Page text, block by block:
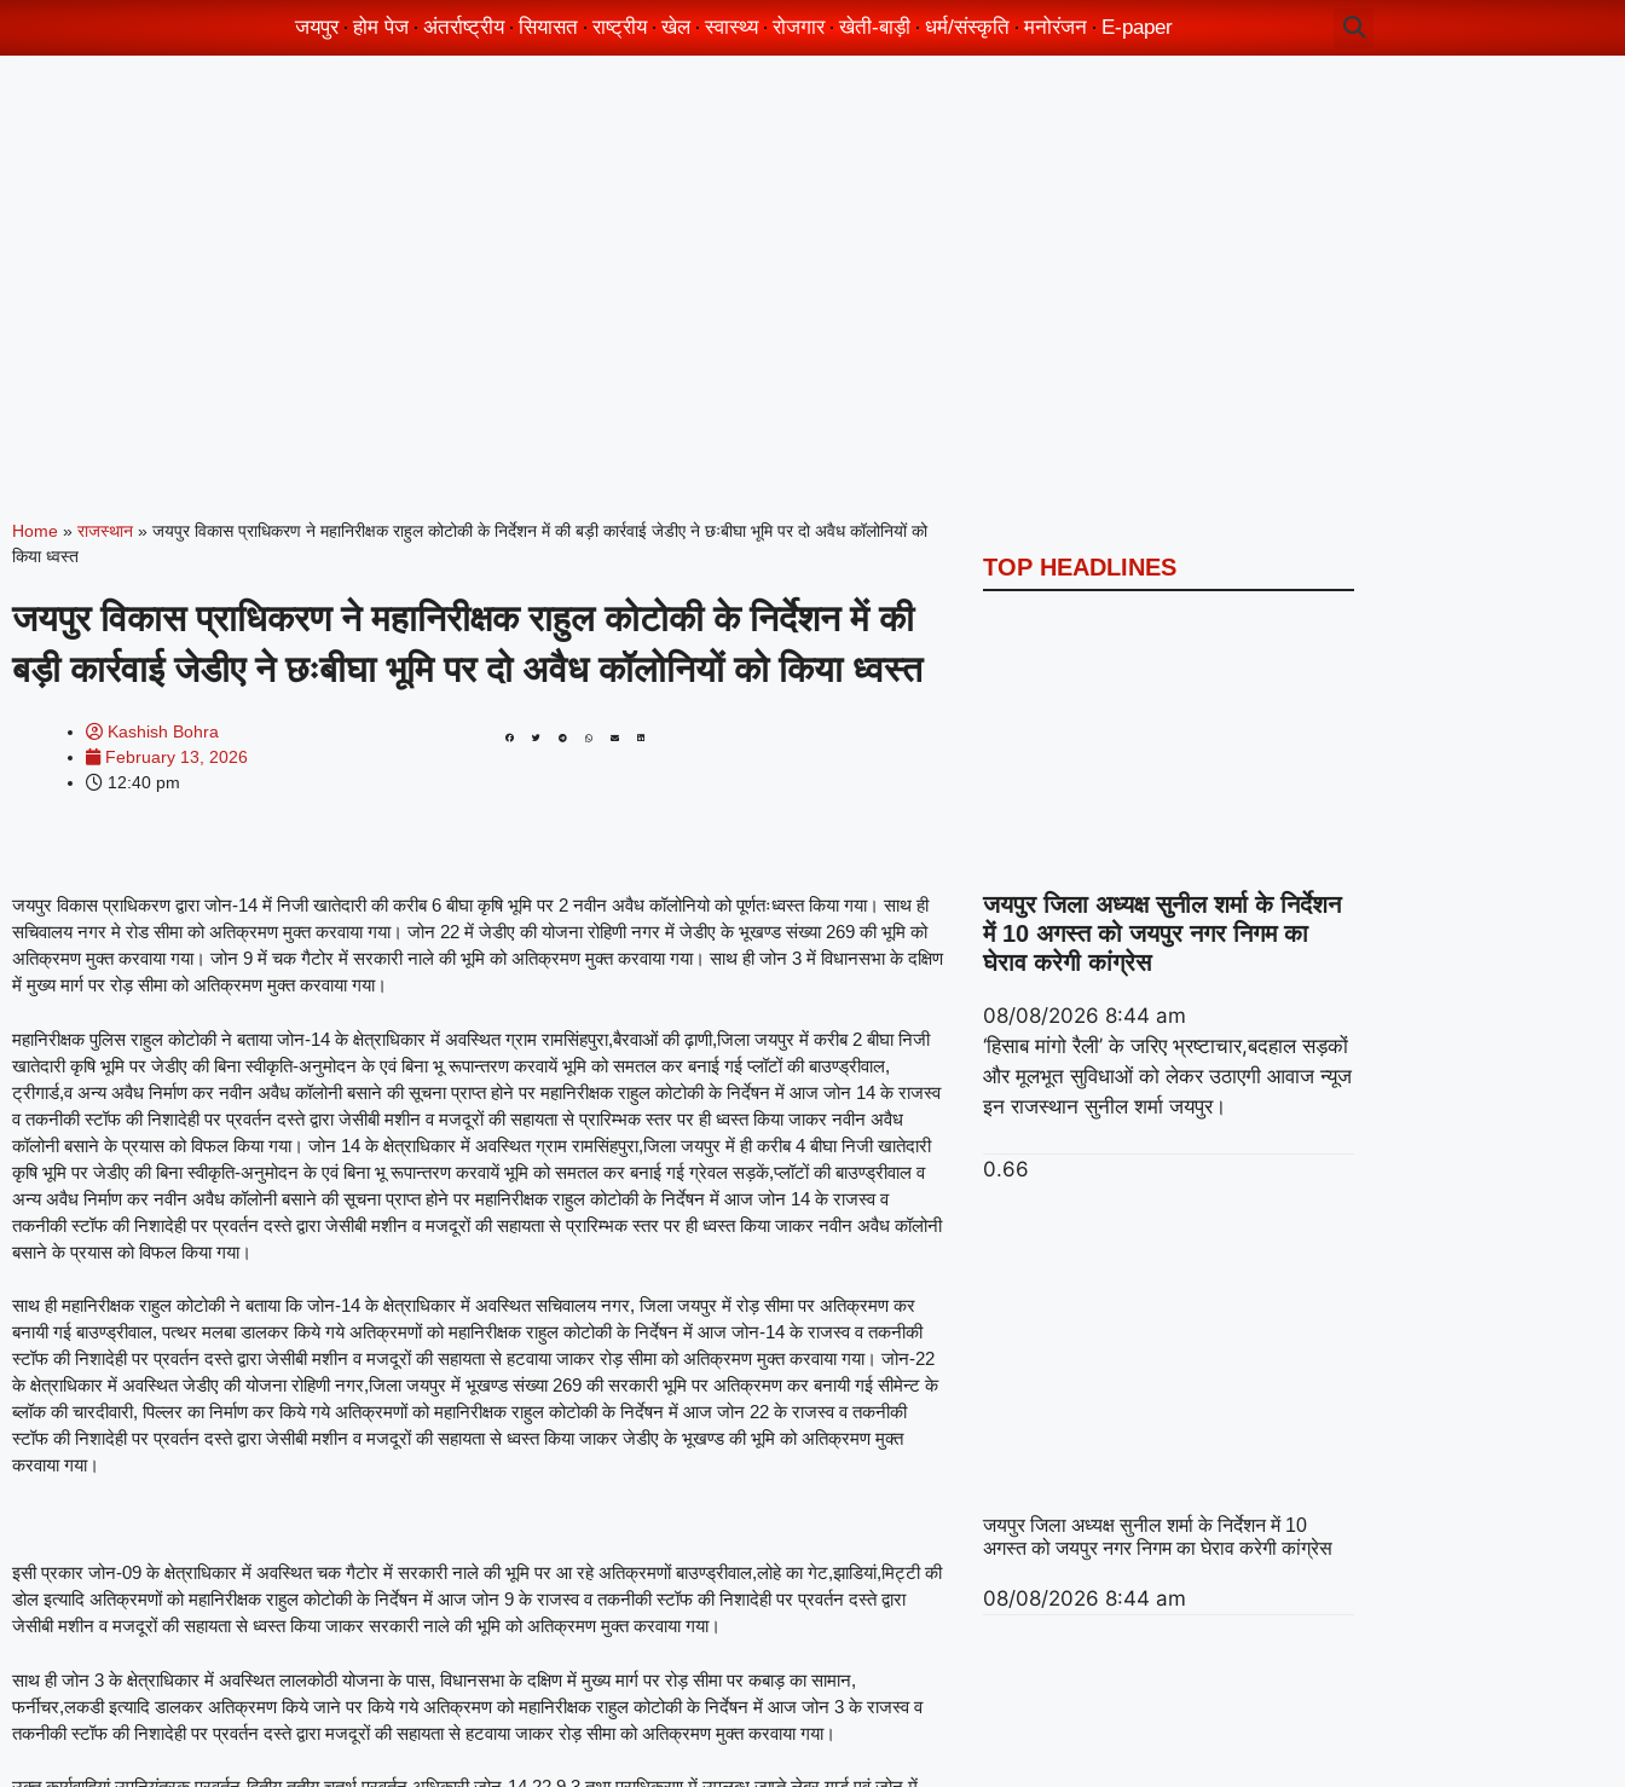
जयपुर होम पेज अंतर्राष्ट्रीय सियासत राष्ट्रीय खेल स्वास्थ्य रोजगार खेती-बाड़ी धर्म/संस्कृति मनोरंजन E-paper
Home » राजस्थान » जयपुर विकास प्राधिकरण ने महानिरीक्षक राहुल कोटोकी के निर्देशन में की बड़ी कार्रवाई जेडीए ने छःबीघा भूमि पर दो अवैध कॉलोनियों को
किया ध्वस्त
जयपुर विकास प्राधिकरण ने महानिरीक्षक राहुल कोटोकी के निर्देशन में की
बड़ी कार्रवाई जेडीए ने छःबीघा भूमि पर दो अवैध कॉलोनियों को किया ध्वस्त
Kashish Bohra
February 13, 2026
12:40 pm
जयपुर विकास प्राधिकरण द्वारा जोन-14 में निजी खातेदारी की करीब 6 बीघा कृषि भूमि पर 2 नवीन अवैध कॉलोनियो को पूर्णतःध्वस्त किया गया। साथ ही
सचिवालय नगर मे रोड सीमा को अतिक्रमण मुक्त करवाया गया। जोन 22 में जेडीए की योजना रोहिणी नगर में जेडीए के भूखण्ड संख्या 269 की भूमि को
अतिक्रमण मुक्त करवाया गया। जोन 9 में चक गैटोर में सरकारी नाले की भूमि को अतिक्रमण मुक्त करवाया गया। साथ ही जोन 3 में विधानसभा के दक्षिण
में मुख्य मार्ग पर रोड़ सीमा को अतिक्रमण मुक्त करवाया गया।
महानिरीक्षक पुलिस राहुल कोटोकी ने बताया जोन-14 के क्षेत्राधिकार में अवस्थित ग्राम रामसिंहपुरा,बैरवाओं की ढ़ाणी,जिला जयपुर में करीब 2 बीघा निजी
खातेदारी कृषि भूमि पर जेडीए की बिना स्वीकृति-अनुमोदन के एवं बिना भू रूपान्तरण करवायें भूमि को समतल कर बनाई गई प्लॉटों की बाउण्ड्रीवाल,
ट्रीगार्ड,व अन्य अवैध निर्माण कर नवीन अवैध कॉलोनी बसाने की सूचना प्राप्त होने पर महानिरीक्षक राहुल कोटोकी के निर्देषन में आज जोन 14 के राजस्व
व तकनीकी स्टॉफ की निशादेही पर प्रवर्तन दस्ते द्वारा जेसीबी मशीन व मजदूरों की सहायता से प्रारिम्भक स्तर पर ही ध्वस्त किया जाकर नवीन अवैध
कॉलोनी बसाने के प्रयास को विफल किया गया। जोन 14 के क्षेत्राधिकार में अवस्थित ग्राम रामसिंहपुरा,जिला जयपुर में ही करीब 4 बीघा निजी खातेदारी
कृषि भूमि पर जेडीए की बिना स्वीकृति-अनुमोदन के एवं बिना भू रूपान्तरण करवायें भूमि को समतल कर बनाई गई ग्रेवल सड़कें,प्लॉटों की बाउण्ड्रीवाल व
अन्य अवैध निर्माण कर नवीन अवैध कॉलोनी बसाने की सूचना प्राप्त होने पर महानिरीक्षक राहुल कोटोकी के निर्देषन में आज जोन 14 के राजस्व व
तकनीकी स्टॉफ की निशादेही पर प्रवर्तन दस्ते द्वारा जेसीबी मशीन व मजदूरों की सहायता से प्रारिम्भक स्तर पर ही ध्वस्त किया जाकर नवीन अवैध कॉलोनी
बसाने के प्रयास को विफल किया गया।
साथ ही महानिरीक्षक राहुल कोटोकी ने बताया कि जोन-14 के क्षेत्राधिकार में अवस्थित सचिवालय नगर, जिला जयपुर में रोड़ सीमा पर अतिक्रमण कर
बनायी गई बाउण्ड्रीवाल, पत्थर मलबा डालकर किये गये अतिक्रमणों को महानिरीक्षक राहुल कोटोकी के निर्देषन में आज जोन-14 के राजस्व व तकनीकी
स्टॉफ की निशादेही पर प्रवर्तन दस्ते द्वारा जेसीबी मशीन व मजदूरों की सहायता से हटवाया जाकर रोड़ सीमा को अतिक्रमण मुक्त करवाया गया। जोन-22
के क्षेत्राधिकार में अवस्थित जेडीए की योजना रोहिणी नगर,जिला जयपुर में भूखण्ड संख्या 269 की सरकारी भूमि पर अतिक्रमण कर बनायी गई सीमेन्ट के
ब्लॉक की चारदीवारी, पिल्लर का निर्माण कर किये गये अतिक्रमणों को महानिरीक्षक राहुल कोटोकी के निर्देषन में आज जोन 22 के राजस्व व तकनीकी
स्टॉफ की निशादेही पर प्रवर्तन दस्ते द्वारा जेसीबी मशीन व मजदूरों की सहायता से ध्वस्त किया जाकर जेडीए के भूखण्ड की भूमि को अतिक्रमण मुक्त
करवाया गया।
इसी प्रकार जोन-09 के क्षेत्राधिकार में अवस्थित चक गैटोर में सरकारी नाले की भूमि पर आ रहे अतिक्रमणों बाउण्ड्रीवाल,लोहे का गेट,झाडियां,मिट्टी की
डोल इत्यादि अतिक्रमणों को महानिरीक्षक राहुल कोटोकी के निर्देषन में आज जोन 9 के राजस्व व तकनीकी स्टॉफ की निशादेही पर प्रवर्तन दस्ते द्वारा
जेसीबी मशीन व मजदूरों की सहायता से ध्वस्त किया जाकर सरकारी नाले की भूमि को अतिक्रमण मुक्त करवाया गया।
साथ ही जोन 3 के क्षेत्राधिकार में अवस्थित लालकोठी योजना के पास, विधानसभा के दक्षिण में मुख्य मार्ग पर रोड़ सीमा पर कबाड़ का सामान,
फर्नीचर,लकडी इत्यादि डालकर अतिक्रमण किये जाने पर किये गये अतिक्रमण को महानिरीक्षक राहुल कोटोकी के निर्देषन में आज जोन 3 के राजस्व व
तकनीकी स्टॉफ की निशादेही पर प्रवर्तन दस्ते द्वारा मजदूरों की सहायता से हटवाया जाकर रोड़ सीमा को अतिक्रमण मुक्त करवाया गया।
TOP HEADLINES
जयपुर जिला अध्यक्ष सुनील शर्मा के निर्देशन
में 10 अगस्त को जयपुर नगर निगम का
घेराव करेगी कांग्रेस
08/08/2026 8:44 am
‘हिसाब मांगो रैली’ के जरिए भ्रष्टाचार,बदहाल सड़कों
और मूलभूत सुविधाओं को लेकर उठाएगी आवाज न्यूज
इन राजस्थान सुनील शर्मा जयपुर।
जयपुर जिला अध्यक्ष सुनील शर्मा के निर्देशन में 10
अगस्त को जयपुर नगर निगम का घेराव करेगी कांग्रेस
08/08/2026 8:44 am